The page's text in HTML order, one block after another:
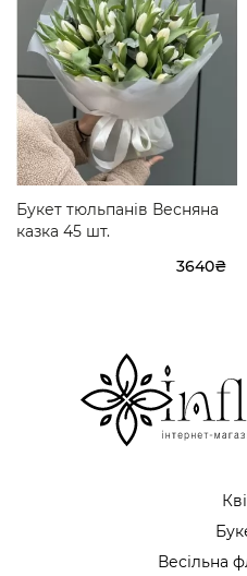
Букет тюльпанів Весняна
казка 45 шт.
3640₴
Весільна